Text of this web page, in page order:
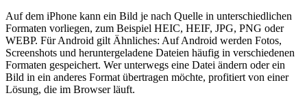
Auf dem iPhone kann ein Bild je nach Quelle in unterschiedlichen
Formaten vorliegen, zum Beispiel HEIC, HEIF, JPG, PNG oder
WEBP. Für Android gilt Ähnliches: Auf Android werden Fotos,
Screenshots und heruntergeladene Dateien häufig in verschiedenen
Formaten gespeichert. Wer unterwegs eine Datei ändern oder ein
Bild in ein anderes Format übertragen möchte, profitiert von einer
Lösung, die im Browser läuft.